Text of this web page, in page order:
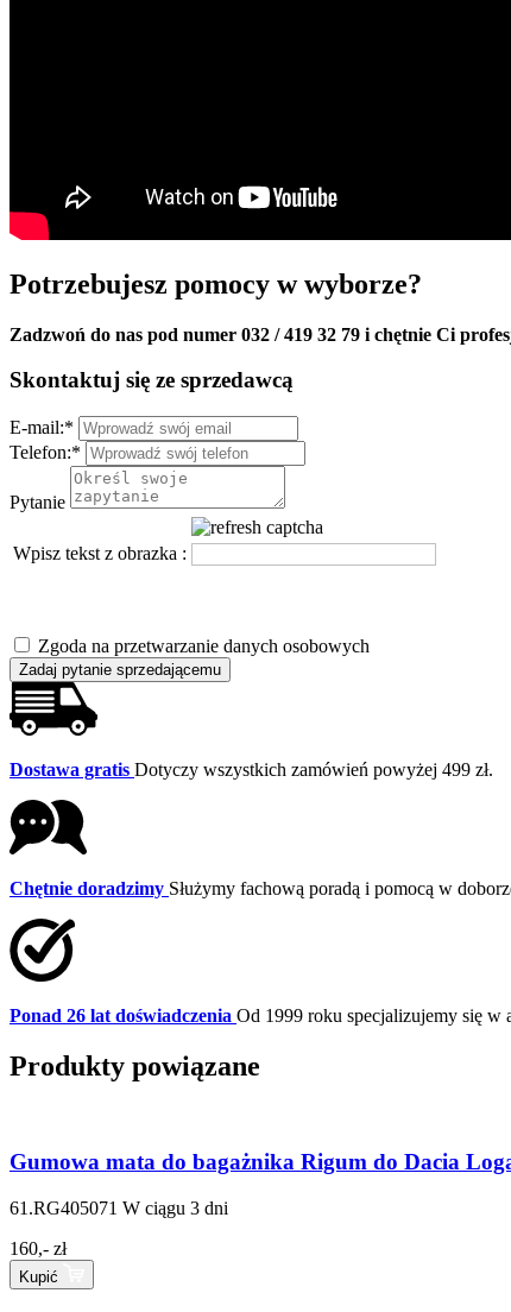
Potrzebujesz pomocy w wyborze?
Zadzwoń do nas pod numer 032 / 419 32 79 i chętnie Ci
Skontaktuj się ze sprzedawcą
E-mail:*
Telefon:*
Pytanie
Wpisz tekst z obrazka :
Zgoda na przetwarzanie danych osobowych
Zadaj pytanie sprzedającemu
Dostawa gratis Dotyczy wszystkich zamówień powyżej 499 zł.
Chętnie doradzimy Służymy fachową poradą i pomocą w
Ponad 26 lat doświadczenia Od 1999 roku specjalizujemy się w
Produkty powiązane
Gumowa mata do bagażnika Rigum do Dacia
61.RG405071 W ciągu 3 dni
160,- zł
Kupić